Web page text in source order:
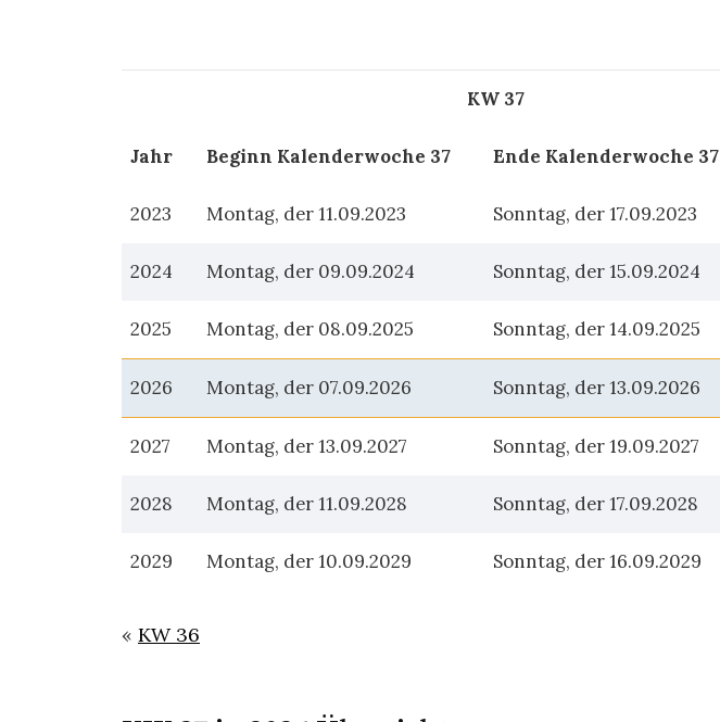
KW 37
Jahr Beginn Kalenderwoche 37 Ende Kalenderwoche 37
2023 Montag, der 11.09.2023 Sonntag, der 17.09.2023
2024 Montag, der 09.09.2024 Sonntag, der 15.09.2024
2025 Montag, der 08.09.2025 Sonntag, der 14.09.2025
2026 Montag, der 07.09.2026 Sonntag, der 13.09.2026
2027 Montag, der 13.09.2027 Sonntag, der 19.09.2027
2028 Montag, der 11.09.2028 Sonntag, der 17.09.2028
2029 Montag, der 10.09.2029 Sonntag, der 16.09.2029
« KW 36